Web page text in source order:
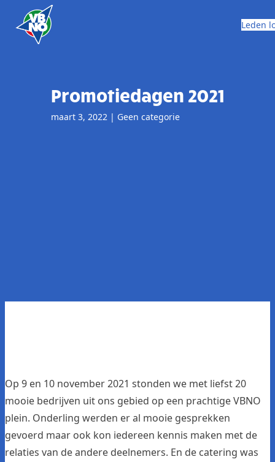
Skip to content
Leden
Promotiedagen 2021
maart 3, 2022 | Geen categorie
Op 9 en 10 november 2021 stonden we met liefst 20
mooie bedrijven uit ons gebied op een prachtige VBNO
plein. Onderling werden er al mooie gesprekken
gevoerd maar ook kon iedereen kennis maken met de
relaties van de andere deelnemers. En de catering was